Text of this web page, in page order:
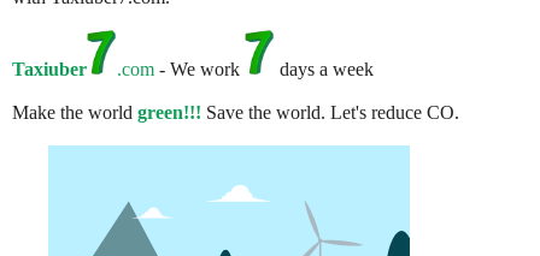
Taxiuber .com - We work days a week
Make the world green!!! Save the world. Let's reduce CO.